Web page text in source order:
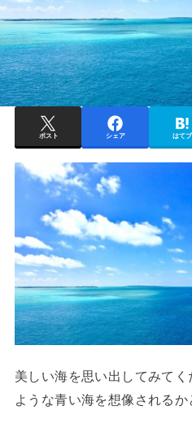
ポスト シェア はてブ
美しい海を思い出してみて
ような青い海を想像されるか